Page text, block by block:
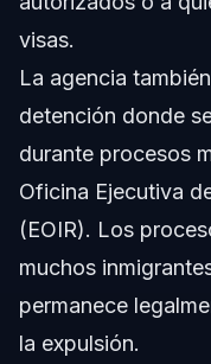
visas.
La agencia
detención donde
durante procesos
Oficina Ejecutiva
(EOIR). Los
muchos
permanece
la expulsión.